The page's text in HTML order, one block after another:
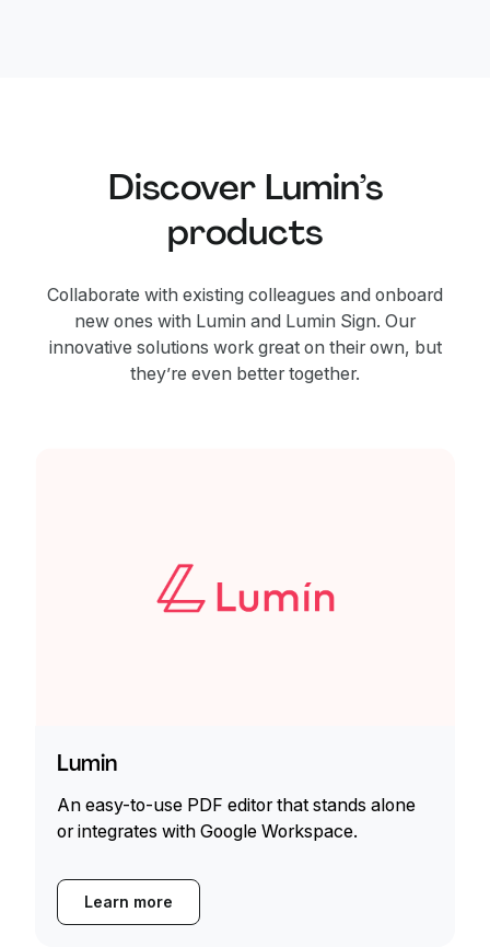
Discover Lumin’s
products
Collaborate with existing colleagues and onboard
new ones with Lumin and Lumin Sign. Our
innovative solutions work great on their own, but
they’re even better together.
Lumin
An easy-to-use PDF editor that stands alone
or integrates with Google Workspace.
Learn more